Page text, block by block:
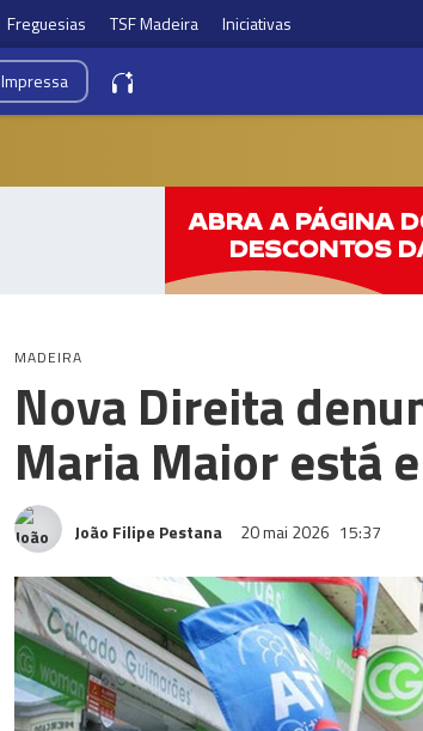
Freguesias TSF Madeira Iniciativas
Impressa
MADEIRA
Nova Direita
Maria Maior está
João Filipe Pestana 20 mai 2026 15:37